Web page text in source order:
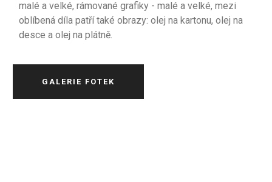
malé a velké, rámované grafiky - malé a velké, mezi
oblíbená díla patří také obrazy: olej na kartonu, olej na
desce a olej na plátně.
GALERIE FOTEK